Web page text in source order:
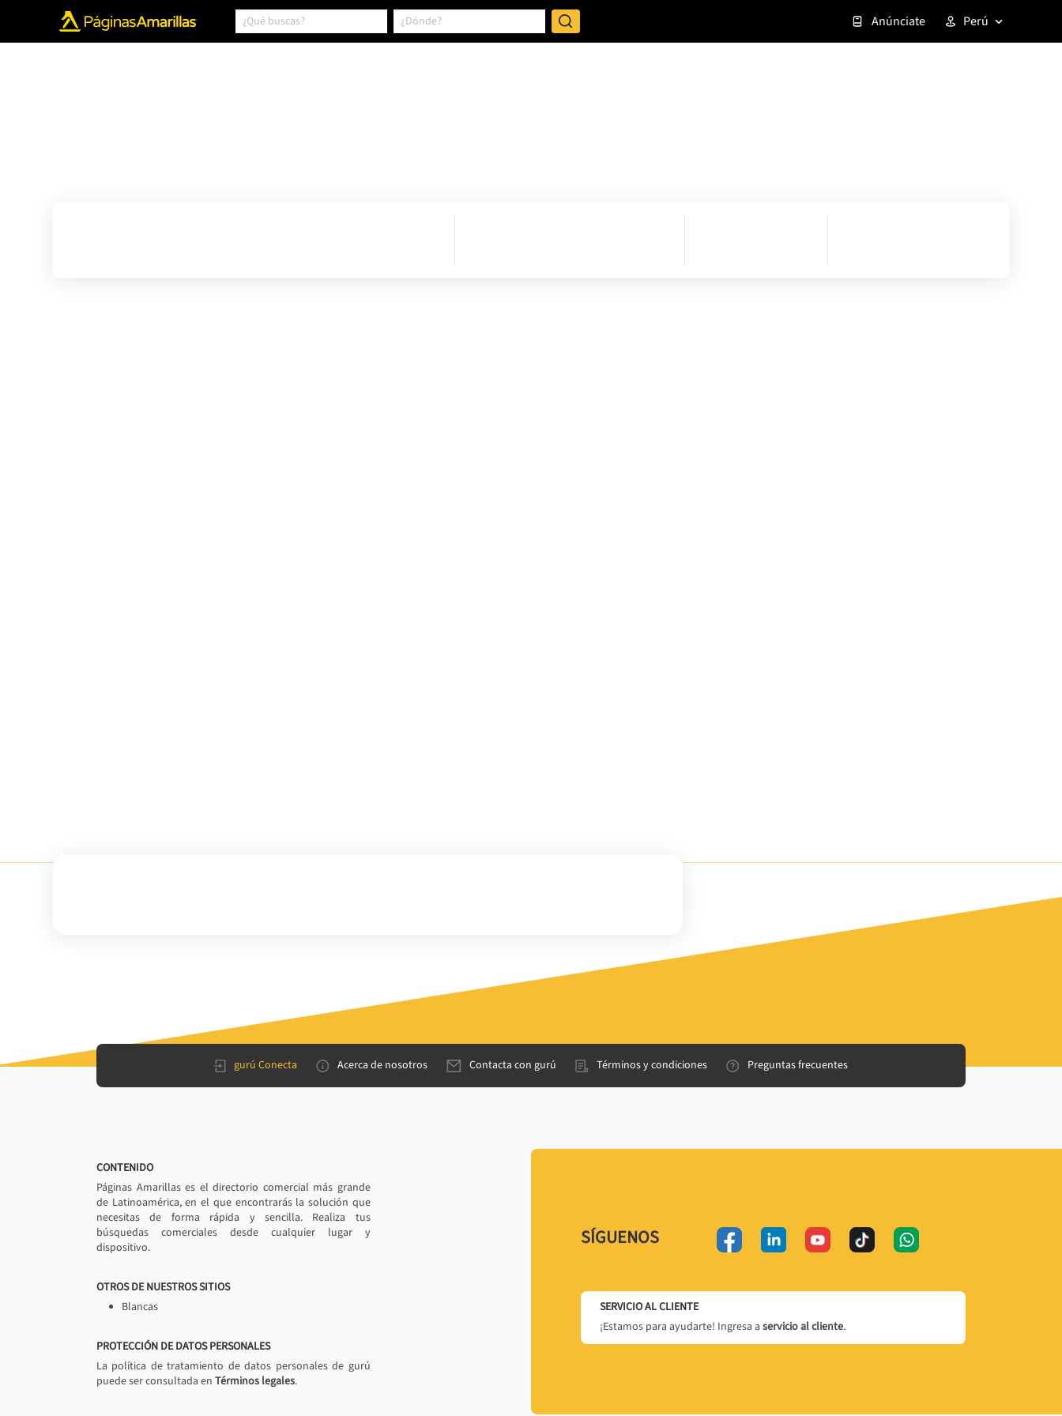
Anúnciate Perú
gurú Conecta Acerca de nosotros Contacta con gurú Términos y condiciones Preguntas frecuentes
CONTENIDO
Páginas Amarillas es el directorio comercial más grande
de Latinoamérica, en el que encontrarás la solución que
necesitas de forma rápida y sencilla. Realiza tus
búsquedas comerciales desde cualquier lugar y
dispositivo.
OTROS DE NUESTROS SITIOS
Blancas
PROTECCIÓN DE DATOS PERSONALES
La política de tratamiento de datos personales de gurú
puede ser consultada en Términos legales.
SÍGUENOS
SERVICIO AL CLIENTE
¡Estamos para ayudarte! Ingresa a servicio al cliente.